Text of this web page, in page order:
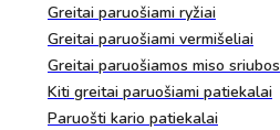
Greitai paruošiami ryžiai
Greitai paruošiami vermišeliai
Greitai paruošiamos miso sriubos
Kiti greitai paruošiami patiekalai
Paruošti kario patiekalai